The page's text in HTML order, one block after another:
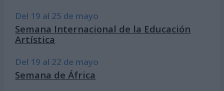
Del 19 al 25 de mayo
Semana Internacional de la Educación
Artística
Del 19 al 22 de mayo
Semana de África